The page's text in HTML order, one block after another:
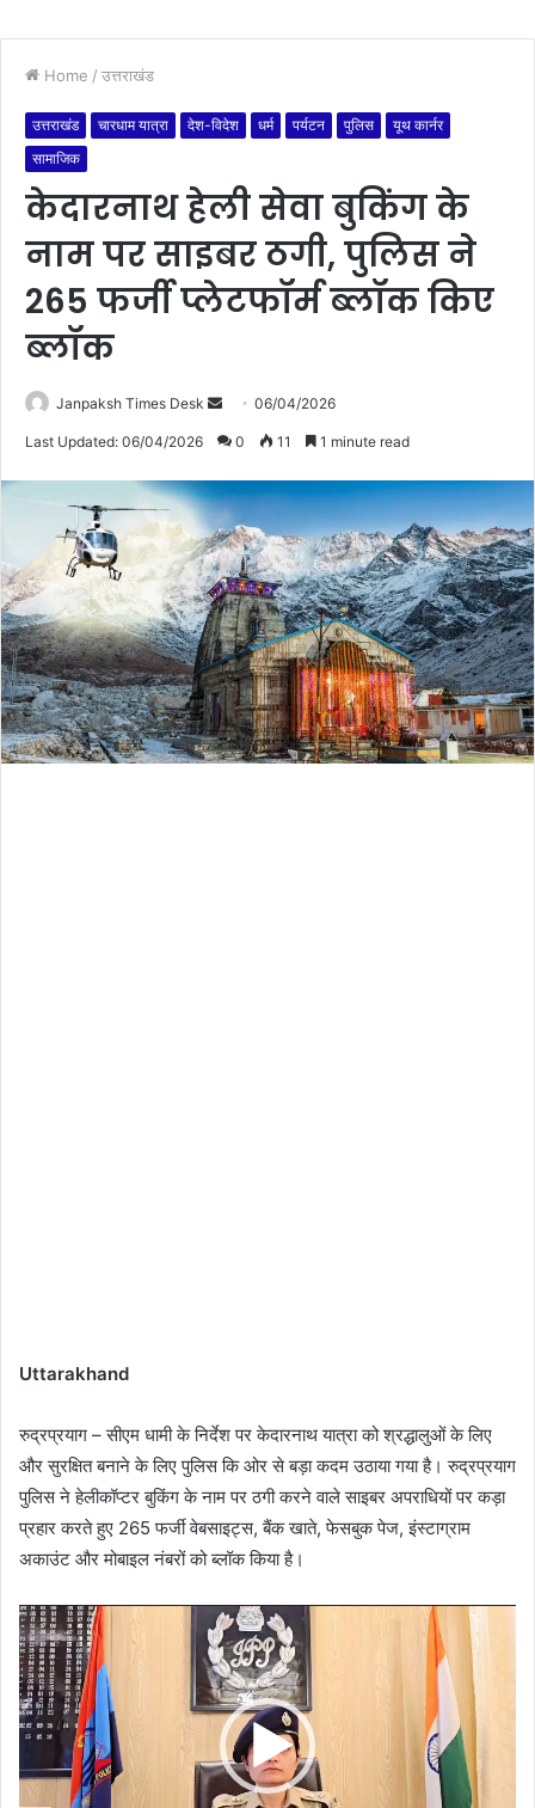
Home / उत्तराखंड
उत्तराखंड चारधाम यात्रा देश-विदेश धर्म पर्यटन पुलिस
यूथ कार्नर
सामाजिक
केदारनाथ हेली सेवा बुकिंग के
नाम पर साइबर ठगी, पुलिस ने
265 फर्जी प्लेटफॉर्म ब्लॉक किए
ब्लॉक
Janpaksh Times Desk
e
a
n
e
m
a
i
l
06/04/2026
Last Updated: 06/04/2026 0 11 1 minute read
Uttarakhand
रुद्रप्रयाग – सीएम धामी के निर्देश पर केदारनाथ यात्रा को श्रद्धालुओं के लिए
और सुरक्षित बनाने के लिए पुलिस कि ओर से बड़ा कदम उठाया गया है। रुद्रप्रयाग
पुलिस ने हेलीकॉप्टर बुकिंग के नाम पर ठगी करने वाले साइबर अपराधियों पर कड़ा
प्रहार करते हुए 265 फर्जी वेबसाइट्स, बैंक खाते, फेसबुक पेज, इंस्टाग्राम
अकाउंट और मोबाइल नंबरों को ब्लॉक किया है।
Video
Player